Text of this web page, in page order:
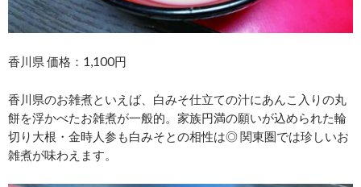
香川県 価格：1,100円
香川県のお雑煮といえば、白みそ仕立ての汁にあんこ入りの丸
餅を浮かべたお雑煮が一般的。家族円満の願いが込められた輪
切り大根・金時人参も白みそとの相性は◎ 関東圏では珍しいお
雑煮が味わえます。